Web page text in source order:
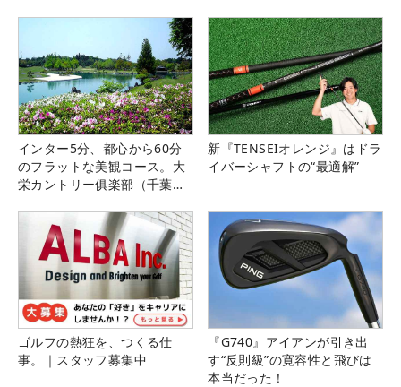
インター5分、都心から60分
のフラットな美観コース。大
栄カントリー俱楽部（千葉
新『TENSEIオレンジ』はドラ
イバーシャフトの“最適解”
ゴルフの熱狂を、つくる仕
事。｜スタッフ募集中
『G740』アイアンが引き出
す“反則級”の寛容性と飛びは
本当だった！